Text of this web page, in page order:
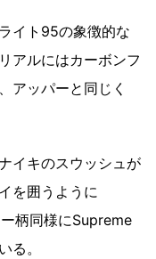
イト95の象徴的な
アルにはカーボンフ
アッパーと同じく
イキのスウッシュが
を囲うように
柄同様にSupreme
る。